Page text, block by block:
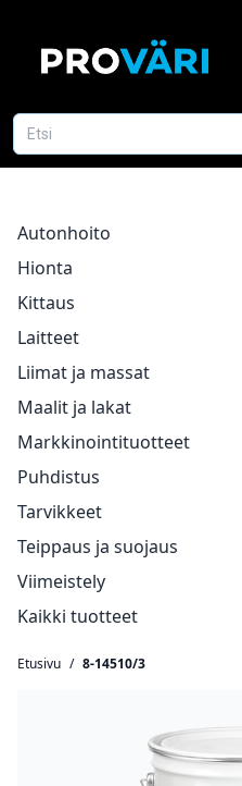
Autonhoito
Hionta
Kittaus
Laitteet
Liimat ja massat
Maalit ja lakat
Markkinointituotteet
Puhdistus
Tarvikkeet
Teippaus ja suojaus
Viimeistely
Kaikki tuotteet
Etusivu / 8-14510/3